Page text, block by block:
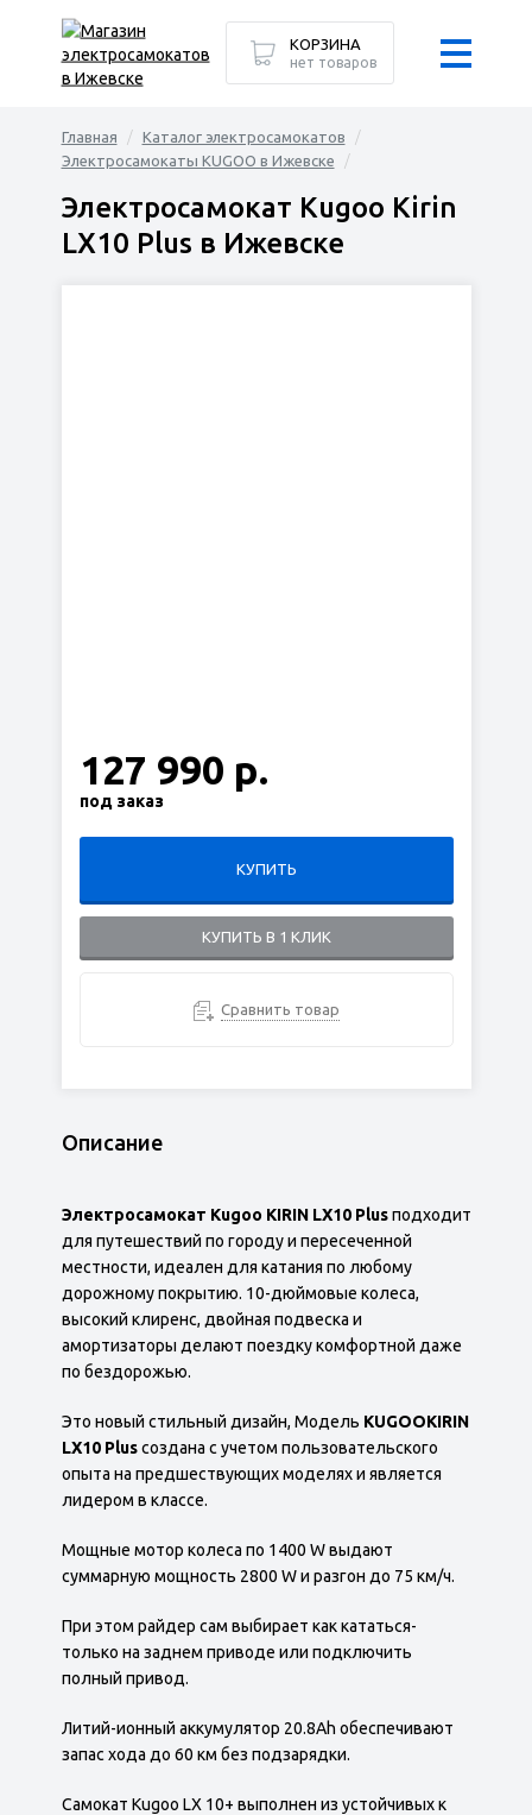
Главная
Каталог электросамокатов
Электросамокаты KUGOO в Ижевске
Электросамокат Kugoo Kirin
LX10 Plus в Ижевске
127 990 р.
под заказ
КУПИТЬ
КУПИТЬ В 1 КЛИК
Сравнить товар
Описание
Электросамокат Kugoo KIRIN LX10 Plusподходит
для путешествий по городу и пересеченной
местности, идеален для катания по любому
дорожному покрытию. 10-дюймовые колеса,
высокий клиренс, двойная подвеска и
амортизаторы делают поездку комфортной даже
по бездорожью.
Это новый стильный дизайн, Модель KUGOOKIRIN
LX10 Plusсоздана с учетом пользовательского
опыта на предшествующих моделях и является
лидером в классе.
Мощные мотор колеса по 1400 W выдают
суммарную мощность 2800 W и разгон до 75 км/ч.
При этом райдер сам выбирает как кататься-
только на заднем приводе или подключить
полный привод.
Литий-ионный аккумулятор 20.8Ah обеспечивают
запас хода до 60 км без подзарядки.
Самокат Kugoo LX 10+ выполнен из устойчивых к
КОРЗИНА
нет товаров